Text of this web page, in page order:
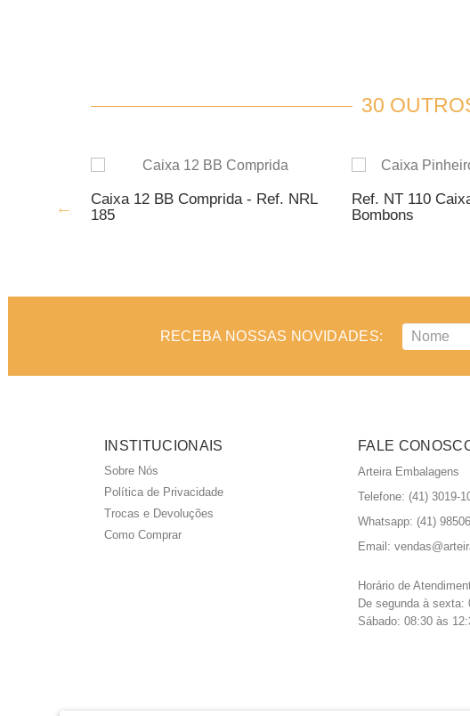
30
Caixa 12 BB Comprida - Ref. NRL
185
Ref. NT 110
Bombons
RECEBA NOSSAS NOVIDADES:
INSTITUCIONAIS
Sobre Nós
Política de Privacidade
Trocas e Devoluções
Como Comprar
FALE
Arteira Embalagens
Telefone: (41) 3019-
Whatsapp: (41)
Email:
Horário de
De segunda à sexta:
Sábado: 08:30 às